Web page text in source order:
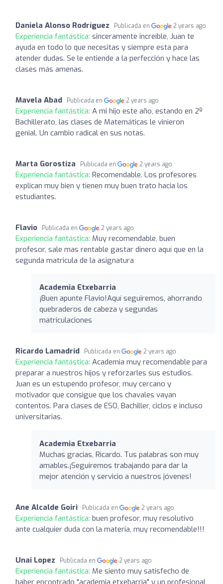
Daniela Alonso Rodríguez Publicada en 2 years ago
Experiencia fantástica: sinceramente increíble, Juan te
ayuda en todo lo que necesitas y siempre esta para
atender dudas. Se le entiende a la perfección y hace las
clases más amenas.
Mavela Abad Publicada en 2 years ago
Experiencia fantástica: A mi hijo este año, estando en 2º
Bachillerato, las clases de Matemáticas le vinieron
genial. Un cambio radical en sus notas.
Marta Gorostiza Publicada en 2 years ago
Experiencia fantástica: Recomendable. Los profesores
explican muy bien y tienen muy buen trato hacia los
estudiantes.
Flavio Publicada en 2 years ago
Experiencia fantástica: Muy recomendable, buen
profesor, sale mas rentable gastar dinero aquí que en la
segunda matricula de la asignatura
Academia Etxebarria
¡Buen apunte Flavio!Aquí seguiremos, ahorrando
quebraderos de cabeza y segundas
matriculaciones
Ricardo Lamadrid Publicada en 2 years ago
Experiencia fantástica: Academia muy recomendable para
preparar a nuestros hijos y reforzarles sus estudios.
Juan es un estupendo profesor, muy cercano y
motivador que consigue que los chavales vayan
contentos. Para clases de ESO, Bachiller, ciclos e incluso
universitarias.
Academia Etxebarria
Muchas gracias, Ricardo. Tus palabras son muy
amables.¡Seguiremos trabajando para dar la
mejor atención y servicio a nuestros jóvenes!
Ane Alcalde Goiri Publicada en 2 years ago
Experiencia fantástica: buen profesor, muy resolutivo
ante cualquier duda con la materia, muy recomendable!!!
Unai Lopez Publicada en 2 years ago
Experiencia fantástica: Me siento muy satisfecho de
haber encontrado "academia etxebarria" y un profesional